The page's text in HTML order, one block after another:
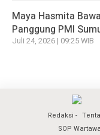
Maya Hasmita
Panggung PMI
Juli 24, 2026 | 09:25 WIB
Redaksi
SOP